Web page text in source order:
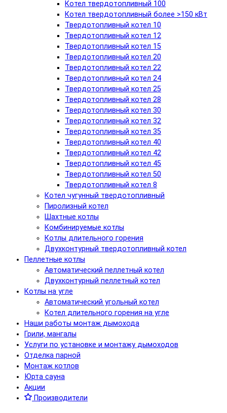
Котел твердотопливный 100
Котел твердотопливный более >150 кВт
Твердотопливный котел 10
Твердотопливный котел 12
Твердотопливный котел 15
Твердотопливный котел 20
Твердотопливный котел 22
Твердотопливный котел 24
Твердотопливный котел 25
Твердотопливный котел 28
Твердотопливный котел 30
Твердотопливный котел 32
Твердотопливный котел 35
Твердотопливный котел 40
Твердотопливный котел 42
Твердотопливный котел 45
Твердотопливный котел 50
Твердотопливный котел 8
Котел чугунный твердотопливный
Пиролизный котел
Шахтные котлы
Комбинируемые котлы
Котлы длительного горения
Двухконтурный твердотопливный котел
Пеллетные котлы
Автоматический пеллетный котел
Двухконтурный пеллетный котел
Котлы на угле
Автоматический угольный котел
Котел длительного горения на угле
Наши работы монтаж дымохода
Грили, мангалы
Услуги по установке и монтажу дымоходов
Отделка парной
Монтаж котлов
Юрта сауна
Акции
Производители